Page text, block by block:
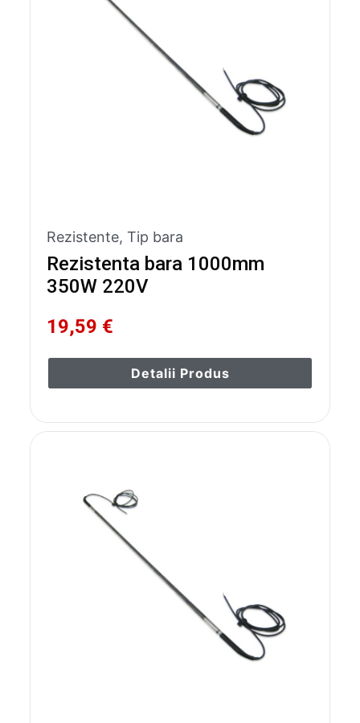
Rezistente,Tip bara
Rezistenta bara 1000mm
350W 220V
19,59 €
Detalii Produs